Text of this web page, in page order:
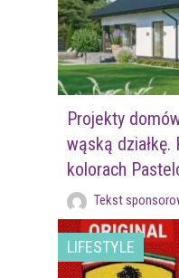
Projekty
wąską działkę.
kolorach
Tekst
LIFESTYLE